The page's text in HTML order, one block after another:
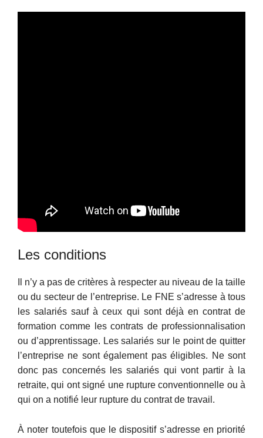
Les conditions
Il n’y a pas de critères à respecter au niveau de la taille
ou du secteur de l’entreprise. Le FNE s’adresse à tous
les salariés sauf à ceux qui sont déjà en contrat de
formation comme les contrats de professionnalisation
ou d’apprentissage. Les salariés sur le point de quitter
l’entreprise ne sont également pas éligibles. Ne sont
donc pas concernés les salariés qui vont partir à la
retraite, qui ont signé une rupture conventionnelle ou à
qui on a notifié leur rupture du contrat de travail.
À noter toutefois que le dispositif s’adresse en priorité